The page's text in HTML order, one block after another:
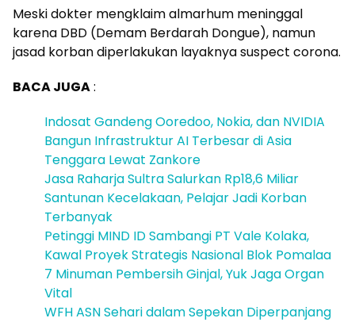
Meski dokter mengklaim almarhum meninggal
karena DBD (Demam Berdarah Dongue), namun
jasad korban diperlakukan layaknya suspect corona.
BACA JUGA:
Indosat Gandeng Ooredoo, Nokia, dan NVIDIA
Bangun Infrastruktur AI Terbesar di Asia
Tenggara Lewat Zankore
Jasa Raharja Sultra Salurkan Rp18,6 Miliar
Santunan Kecelakaan, Pelajar Jadi Korban
Terbanyak
Petinggi MIND ID Sambangi PT Vale Kolaka,
Kawal Proyek Strategis Nasional Blok Pomalaa
7 Minuman Pembersih Ginjal, Yuk Jaga Organ
Vital
WFH ASN Sehari dalam Sepekan Diperpanjang